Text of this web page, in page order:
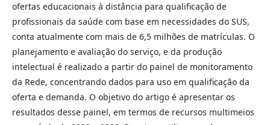
ofertas educacionais à distância para qualificação de
profissionais da saúde com base em necessidades do SUS,
conta atualmente com mais de 6,5 milhões de matrículas. O
planejamento e avaliação do serviço, e da produção
intelectual é realizado a partir do painel de monitoramento
da Rede, concentrando dados para uso em qualificação da
oferta e demanda. O objetivo do artigo é apresentar os
resultados desse painel, em termos de recursos multimeios